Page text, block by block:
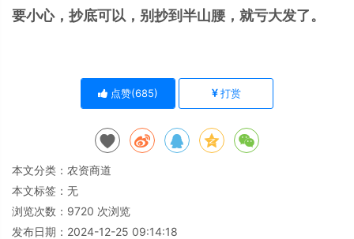
要小心，抄底可以，别抄到半山腰，就亏大发了。
点赞(685) 打赏
本文分类： 农资商道
本文标签：无
浏览次数： 9720 次浏览
发布日期：2024-12-25 09:14:18